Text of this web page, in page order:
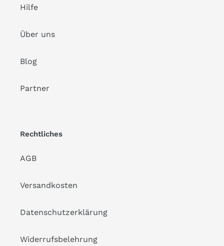
Hilfe
Über uns
Blog
Partner
Rechtliches
AGB
Versandkosten
Datenschutzerklärung
Widerrufsbelehrung